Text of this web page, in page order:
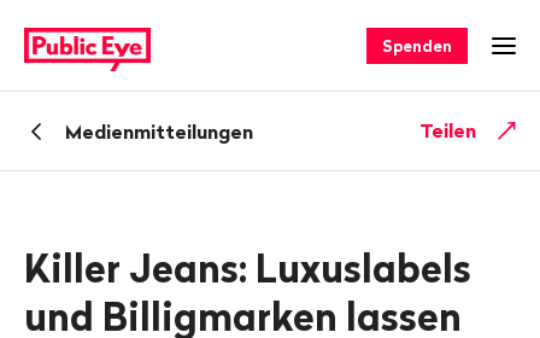
auf
publiceye.ch
Spenden
ZurückMedienmitteilungen Teilen
Killer Jeans: Luxuslabels
und Billigmarken lassen